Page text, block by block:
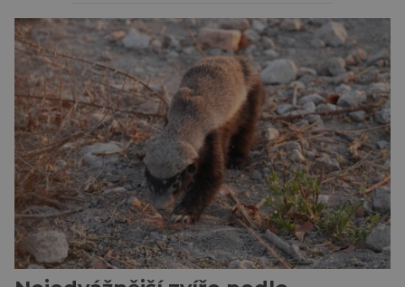
pouze reagují na změny prostředí. Moderní
výzkum však ukazuje, že skutečnost je mnohem
zajímavější. Rostliny totiž dokážou své okolí
vnímat prostřednictvím mechanických podnětů
a samy také vydávají zvuky […]